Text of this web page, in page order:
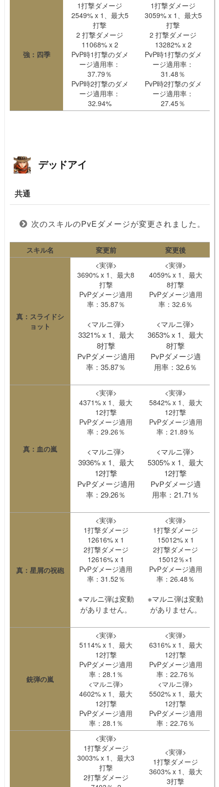
強：四季
1打撃ダメージ
2549% x 1、最大5
打撃
2 打撃ダメージ
11068% x 2
PvP時1打撃のダメ
ージ適用率：
37.79％
PvP時2打撃のダメ
ージ適用率：
32.94%
1打撃ダメージ
3059% x 1、最大5
打撃
2 打撃ダメージ
13282% x 2
PvP時1打撃のダメ
ージ適用率：
31.48％
PvP時2打撃のダメ
ージ適用率：
27.45％
デッドアイ
共通
次のスキルのPvEダメージが変更されました。
スキル名 変更前 変更後
真：スライドシ
ョット
<実弾>
3690% x 1、最大8
打撃
PvPダメージ適用
率：35.87％
<マルニ弾>
3321% x 1、最大
8打撃
PvPダメージ適用
率：35.87％
<実弾>
4059% x 1、最大
8打撃
PvPダメージ適用
率：32.6％
<マルニ弾>
3653% x 1、最大
8打撃
PvPダメージ適
用率：32.6％
真：血の嵐
<実弾>
4371% x 1、最大
12打撃
PvPダメージ適用
率：29.26％
<マルニ弾>
3936% x 1、最大
12打撃
PvPダメージ適用
率：29.26％
<実弾>
5842% x 1、最大
12打撃
PvPダメージ適用
率：21.89％
<マルニ弾>
5305% x 1、最大
12打撃
PvPダメージ適
用率：21.71％
真：星屑の祝砲
<実弾>
1打撃ダメージ
12616% x 1
2打撃ダメージ
12616% x 1
PvPダメージ適用
率：31.52％
※マルニ弾は変動
がありません。
<実弾>
1打撃ダメージ
15012% x 1
2打撃ダメージ
15012％×1
PvPダメージ適用
率：26.48％
※マルニ弾は変動
がありません。
銃弾の嵐
<実弾>
5114% x 1、最大
12打撃
PvPダメージ適用
率：28.1％
<マルニ弾>
4602% x 1、最大
12打撃
PvPダメージ適用
率：28.1％
<実弾>
6316% x 1、最大
12打撃
PvPダメージ適用
率：22.76％
<マルニ弾>
5502% x 1、最大
12打撃
PvPダメージ適用
率：22.76％
<実弾>
1打撃ダメージ
3003% x 1、最大3
打撃
2打撃ダメージ
<実弾>
1打撃ダメージ
3603% x 1、最大
3打撃